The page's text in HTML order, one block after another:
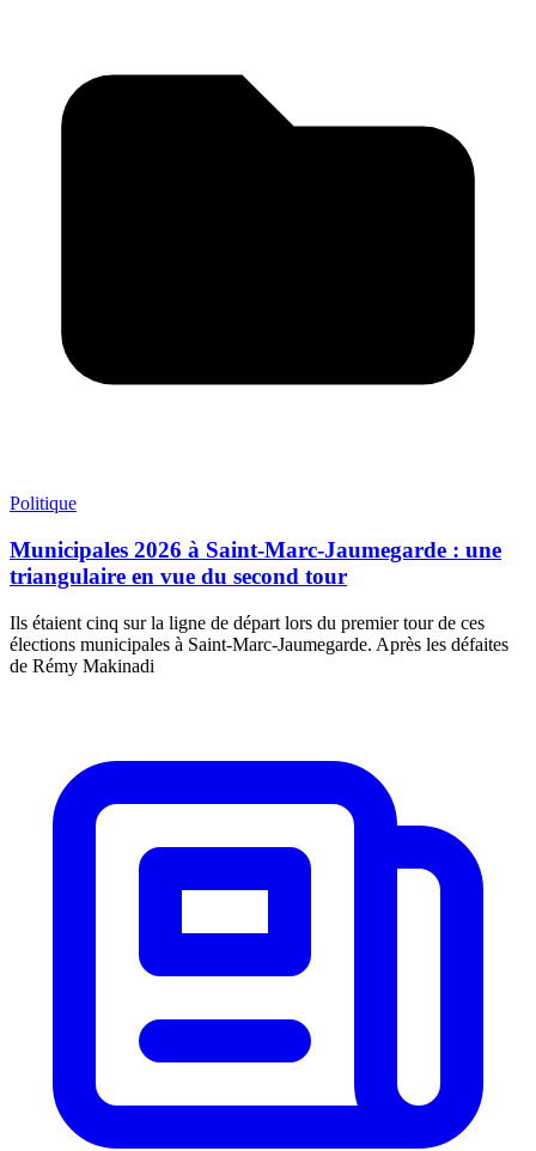
Politique
Municipales 2026 à Saint-Marc-Jaumegarde : une
triangulaire en vue du second tour
Ils étaient cinq sur la ligne de départ lors du premier tour de ces
élections municipales à Saint-Marc-Jaumegarde. Après les défaites
de Rémy Makinadi